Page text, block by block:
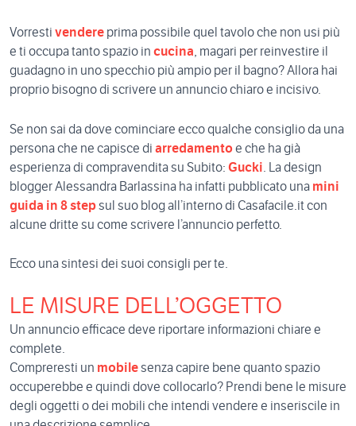
Vorresti vendere prima possibile quel tavolo che non usi più
e ti occupa tanto spazio in cucina , magari per reinvestire il
guadagno in uno specchio più ampio per il bagno? Allora hai
proprio bisogno di scrivere un annuncio chiaro e incisivo.
Se non sai da dove cominciare ecco qualche consiglio da una
persona che ne capisce di arredamentoe che ha già
esperienza di compravendita su Subito: Gucki . La design
blogger Alessandra Barlassina ha infatti pubblicato una mini
guida in 8 stepsul suo blog all’interno di Casafacile.it con
alcune dritte su come scrivere l’annuncio perfetto.
Ecco una sintesi dei suoi consigli per te.
LE MISURE DELL’OGGETTO
Un annuncio efficace deve riportare informazioni chiare e
complete.
Compreresti un mobilesenza capire bene quanto spazio
occuperebbe e quindi dove collocarlo? Prendi bene le misure
degli oggetti o dei mobili che intendi vendere e inseriscile in